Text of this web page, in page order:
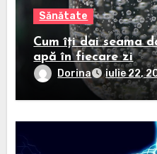
Sănătate
Cum îți dai seama
apă în fiecare zi
Dorina iulie 22,